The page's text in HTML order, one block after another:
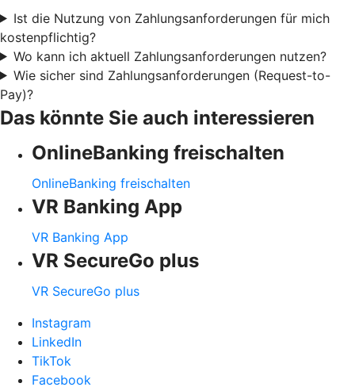
Ist die Nutzung von Zahlungsanforderungen für mich
kostenpflichtig?
Wo kann ich aktuell Zahlungsanforderungen nutzen?
Wie sicher sind Zahlungsanforderungen (Request-to-
Pay)?
Das könnte Sie auch interessieren
OnlineBanking freischalten
OnlineBanking freischalten
VR Banking App
VR Banking App
VR SecureGo plus
VR SecureGo plus
Instagram
LinkedIn
TikTok
Facebook